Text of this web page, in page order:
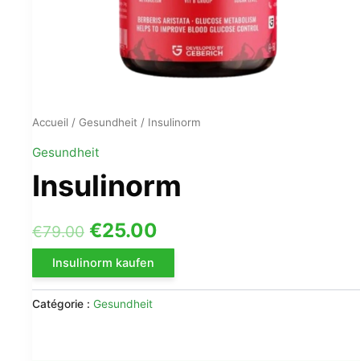
Accueil / Gesundheit / Insulinorm
Gesundheit
Insulinorm
€79.00 Le
prix
initial
était :
€25.00
actuel
Insulinorm kaufen
Catégorie : Gesundheit